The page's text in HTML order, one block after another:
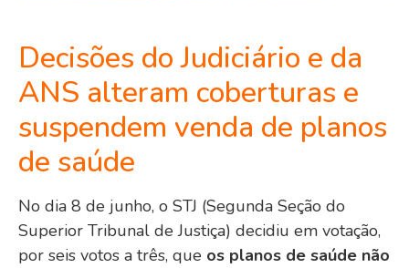
Decisões do Judiciário e da
ANS alteram coberturas e
suspendem venda de planos
de saúde
No dia 8 de junho, o STJ (Segunda Seção do
Superior Tribunal de Justiça) decidiu em votação,
por seis votos a três, que os planos de saúde não